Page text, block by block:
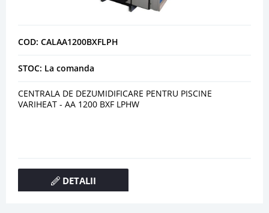
COD: CALAA1200BXFLPH
STOC: La comanda
CENTRALA DE DEZUMIDIFICARE PENTRU PISCINE
VARIHEAT - AA 1200 BXF LPHW
DETALII